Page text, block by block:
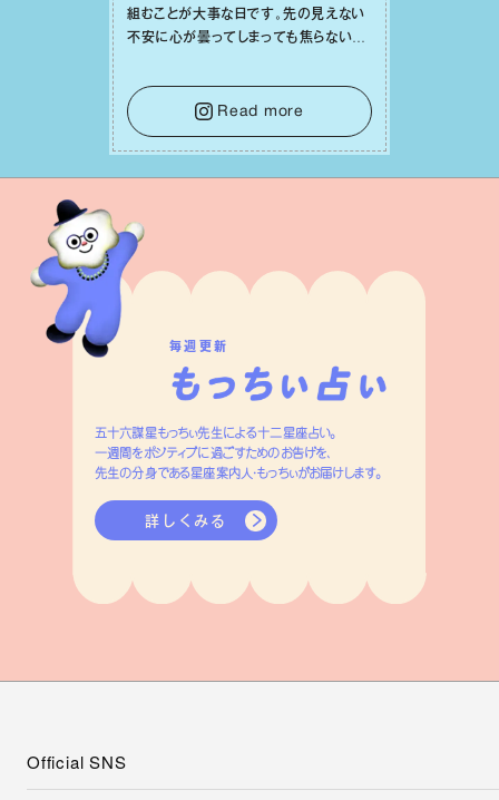
組むことが⼤事な⽇です。先の⾒えない
不安に⼼が曇ってしまっても焦らない
⾝や疲れていそうな⼈をいたわることに
時間を使いましょう。ここでしっかりとエ
ネルギーを蓄え、困難を乗り越える⼒に
変えましょう。
Read more
毎週更新
五十六謀星もっちぃ先生による十二星座占い。
一週間をポジティブに過ごすためのお告げを、
先生の分身である星座案内人・もっちぃがお届けします。
詳しくみる
Official SNS